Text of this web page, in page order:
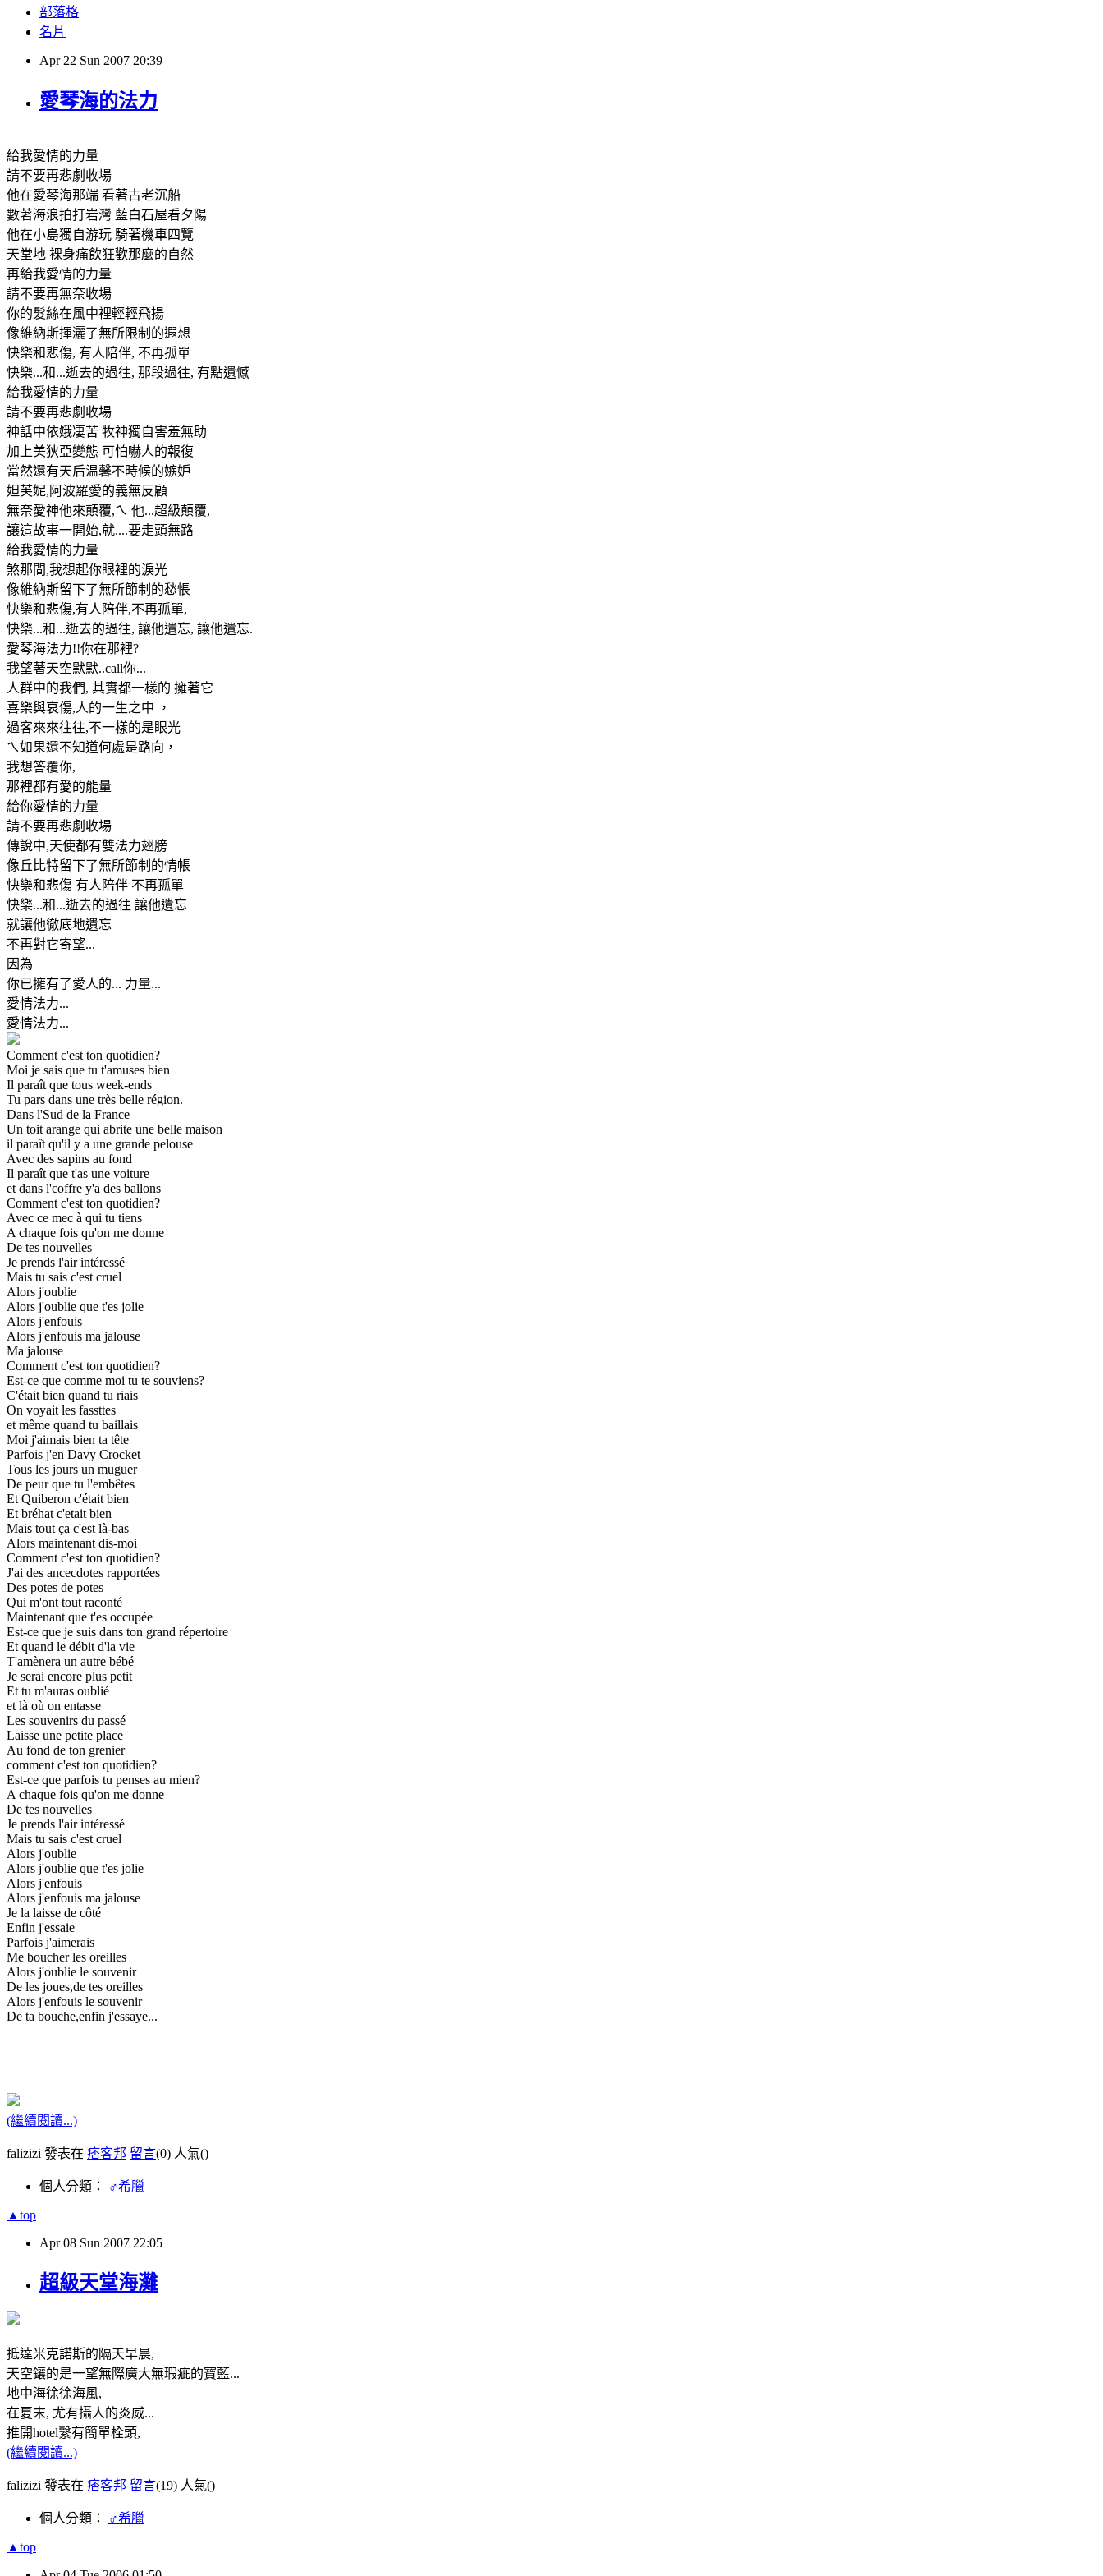
部落格
名片
Apr 22 Sun 2007 20:39
愛琴海的法力
給我愛情的力量
請不要再悲劇收場
他在愛琴海那端 看著古老沉船
數著海浪拍打岩灣 藍白石屋看夕陽
他在小島獨自游玩 騎著機車四覽
天堂地 裸身痛飲狂歡那麼的自然
再給我愛情的力量
請不要再無奈收場
你的髮絲在風中裡輕輕飛揚
像維納斯揮灑了無所限制的遐想
快樂和悲傷, 有人陪伴, 不再孤單
快樂...和...逝去的過往, 那段過往, 有點遺憾
給我愛情的力量
請不要再悲劇收場
神話中依娥凄苦 牧神獨自害羞無助
加上美狄亞變態 可怕嚇人的報復
當然還有天后温馨不時候的嫉妒
妲芙妮,阿波羅愛的義無反顧
無奈愛神他來顛覆,ㄟ 他...超級顛覆,
讓這故事一開始,就....要走頭無路
給我愛情的力量
煞那間,我想起你眼裡的淚光
像維納斯留下了無所節制的愁悵
快樂和悲傷,有人陪伴,不再孤單,
快樂...和...逝去的過往, 讓他遺忘, 讓他遺忘.
愛琴海法力!!你在那裡?
我望著天空默默..call你...
人群中的我們, 其實都一樣的 擁著它
喜樂與哀傷,人的一生之中 ，
過客來來往往,不一樣的是眼光
ㄟ如果還不知道何處是路向，
我想答覆你,
那裡都有愛的能量
給你愛情的力量
請不要再悲劇收場
傳說中,天使都有雙法力翅膀
像丘比特留下了無所節制的情帳
快樂和悲傷 有人陪伴 不再孤單
快樂...和...逝去的過往 讓他遺忘
就讓他徹底地遺忘
不再對它寄望...
因為
你已擁有了愛人的... 力量...
愛情法力...
愛情法力...
Comment c'est ton quotidien?
Moi je sais que tu t'amuses bien
Il paraît que tous week-ends
Tu pars dans une très belle région.
Dans l'Sud de la France
Un toit arange qui abrite une belle maison
il paraît qu'il y a une grande pelouse
Avec des sapins au fond
Il paraît que t'as une voiture
et dans l'coffre y'a des ballons
Comment c'est ton quotidien?
Avec ce mec à qui tu tiens
A chaque fois qu'on me donne
De tes nouvelles
Je prends l'air intéressé
Mais tu sais c'est cruel
Alors j'oublie
Alors j'oublie que t'es jolie
Alors j'enfouis
Alors j'enfouis ma jalouse
Ma jalouse
Comment c'est ton quotidien?
Est-ce que comme moi tu te souviens?
C'était bien quand tu riais
On voyait les fassttes
et même quand tu baillais
Moi j'aimais bien ta tête
Parfois j'en Davy Crocket
Tous les jours un muguer
De peur que tu l'embêtes
Et Quiberon c'était bien
Et bréhat c'etait bien
Mais tout ça c'est là-bas
Alors maintenant dis-moi
Comment c'est ton quotidien?
J'ai des ancecdotes rapportées
Des potes de potes
Qui m'ont tout raconté
Maintenant que t'es occupée
Est-ce que je suis dans ton grand répertoire
Et quand le débit d'la vie
T'amènera un autre bébé
Je serai encore plus petit
Et tu m'auras oublié
et là où on entasse
Les souvenirs du passé
Laisse une petite place
Au fond de ton grenier
comment c'est ton quotidien?
Est-ce que parfois tu penses au mien?
A chaque fois qu'on me donne
De tes nouvelles
Je prends l'air intéressé
Mais tu sais c'est cruel
Alors j'oublie
Alors j'oublie que t'es jolie
Alors j'enfouis
Alors j'enfouis ma jalouse
Je la laisse de côté
Enfin j'essaie
Parfois j'aimerais
Me boucher les oreilles
Alors j'oublie le souvenir
De les joues,de tes oreilles
Alors j'enfouis le souvenir
De ta bouche,enfin j'essaye...
(繼續閱讀...)
falizizi 發表在 痞客邦 留言(0) 人氣()
個人分類： ♂希臘
▲top
Apr 08 Sun 2007 22:05
超級天堂海灘
抵達米克諾斯的隔天早晨,
天空鑲的是一望無際廣大無瑕疵的寶藍...
地中海徐徐海風,
在夏末, 尤有攝人的炎威...
推開hotel繫有簡單栓頭,
(繼續閱讀...)
falizizi 發表在 痞客邦 留言(19) 人氣()
個人分類： ♂希臘
▲top